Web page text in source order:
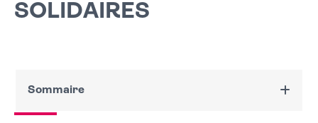
SOLIDAIRES
Sommaire